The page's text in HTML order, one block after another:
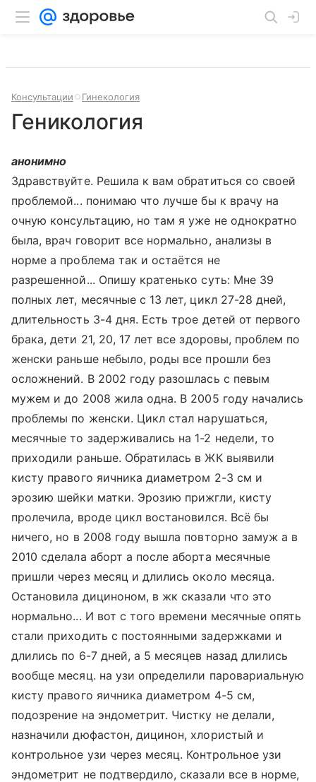
Консультации Гинекология
Геникология
анонимно
Здравствуйте. Решила к вам обратиться со своей
проблемой... понимаю что лучше бы к врачу на
очную консультацию, но там я уже не однократно
была, врач говорит все нормально, анализы в
норме а проблема так и остаётся не
разрешенной... Опишу кратенько суть: Мне 39
полных лет, месячные с 13 лет, цикл 27-28 дней,
длительность 3-4 дня. Есть трое детей от первого
брака, дети 21, 20, 17 лет все здоровы, проблем по
женски раньше небыло, роды все прошли без
осложнений. В 2002 году разошлась с певым
мужем и до 2008 жила одна. В 2005 году начались
проблемы по женски. Цикл стал нарушаться,
месячные то задерживались на 1-2 недели, то
приходили раньше. Обратилась в ЖК выявили
кисту правого яичника диаметром 2-3 см и
эрозию шейки матки. Эрозию прижгли, кисту
пролечила, вроде цикл востановился. Всё бы
ничего, но в 2008 году вышла повторно замуж а в
2010 сделала аборт а после аборта месячные
пришли через месяц и длились около месяца.
Остановила дициноном, в жк сказали что это
нормально... И вот с того времени месячные опять
стали приходить с постоянными задержками и
длились по 6-7 дней, а 5 месяцев назад длились
вообще месяц. на узи определили паровариальную
кисту правого яичника диаметром 4-5 см,
подозрение на эндометрит. Чистку не делали,
назначили дюфастон, дицинон, хлористый и
контрольное узи через месяц. Контрольное узи
эндометрит не подтвердило, сказали все в норме,